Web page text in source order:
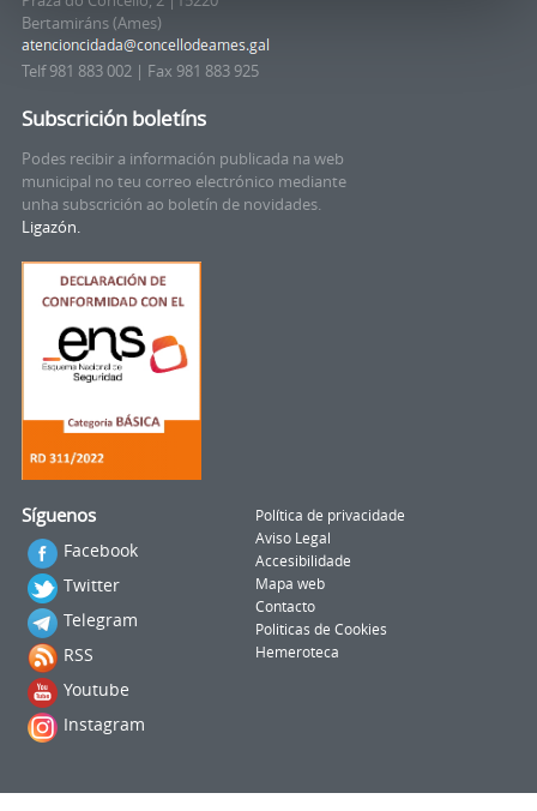
Bertamiráns (Ames)
Telf 981 883 002 | Fax 981 883 925
Subscrición boletíns
Podes recibir a información publicada na web
municipal no teu correo electrónico mediante
unha subscrición ao boletín de novidades.
Ligazón.
Síguenos
Facebook
Twitter
Telegram
RSS
Youtube
Instagram
Política de privacidade
Aviso Legal
Accesibilidade
Mapa web
Contacto
Politicas de Cookies
Hemeroteca